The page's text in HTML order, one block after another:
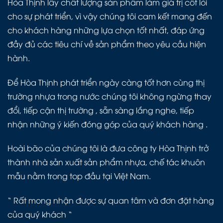
cho sự phát triển, vì vậy chúng tôi cam kết mang đến
cho khách hàng những lựa chọn tốt nhất, đáp ứng
đầy đủ các tiêu chí về sản phẩm theo yêu cầu hiện
hành.
Để Hòa Thịnh phát triển ngày càng tốt hơn cùng thị
trường nhựa trong nước chúng tôi không ngừng thay
đổi, tiếp cận thị trường , sẵn sàng lắng nghe, tiếp
nhận những ý kiến đóng góp của quý khách hàng .
Hoài bão của chúng tôi là đưa công ty Hòa Thịnh trở
thành nhà sản xuất sản phẩm nhựa, chế tác khuôn
mẫu nằm trong top đầu tại Việt Nam.
“ Rất mong nhận được sự quan tâm và đơn đặt hàng
của quý khách “